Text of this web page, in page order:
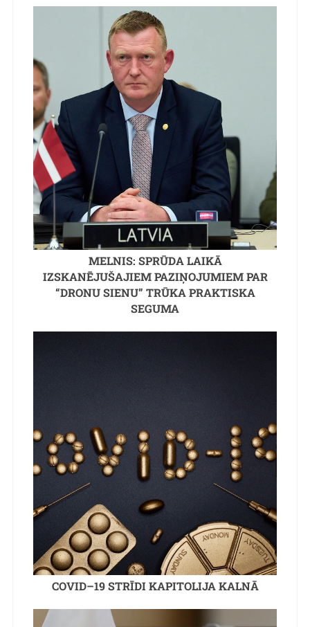
MELNIS: SPRŪDA LAIKĀ
IZSKANĒJUŠAJIEM PAZIŅOJUMIEM PAR
“DRONU SIENU” TRŪKA PRAKTISKA
SEGUMA
COVID–19 STRĪDI KAPITOLIJA KALNĀ